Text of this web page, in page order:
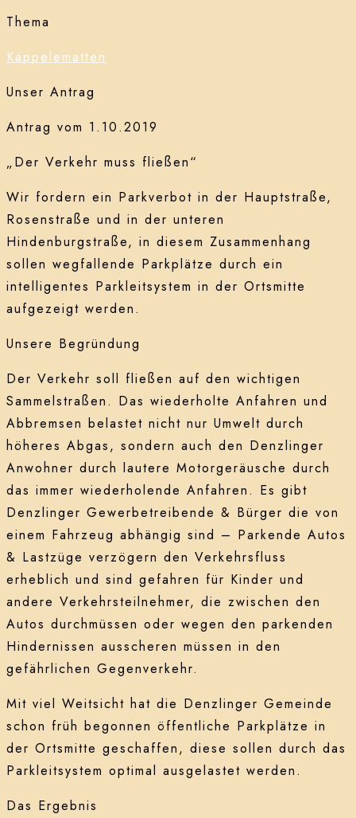
Thema
Käppelematten
Unser Antrag
Antrag vom 1.10.2019
„Der Verkehr muss fließen“
Wir fordern ein Parkverbot in der Hauptstraße,
Rosenstraße und in der unteren
Hindenburgstraße, in diesem Zusammenhang
sollen wegfallende Parkplätze durch ein
intelligentes Parkleitsystem in der Ortsmitte
aufgezeigt werden.
Unsere Begründung
Der Verkehr soll fließen auf den wichtigen
Sammelstraßen. Das wiederholte Anfahren und
Abbremsen belastet nicht nur Umwelt durch
höheres Abgas, sondern auch den Denzlinger
Anwohner durch lautere Motorgeräusche durch
das immer wiederholende Anfahren. Es gibt
Denzlinger Gewerbetreibende & Bürger die von
einem Fahrzeug abhängig sind – Parkende Autos
& Lastzüge verzögern den Verkehrsfluss
erheblich und sind gefahren für Kinder und
andere Verkehrsteilnehmer, die zwischen den
Autos durchmüssen oder wegen den parkenden
Hindernissen ausscheren müssen in den
gefährlichen Gegenverkehr.
Mit viel Weitsicht hat die Denzlinger Gemeinde
schon früh begonnen öffentliche Parkplätze in
der Ortsmitte geschaffen, diese sollen durch das
Parkleitsystem optimal ausgelastet werden.
Das Ergebnis